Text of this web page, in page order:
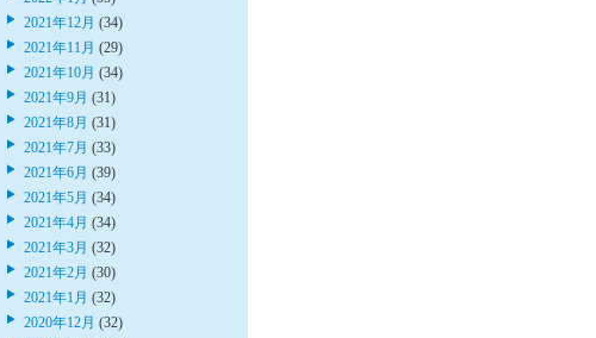
2021年12月 (34)
2021年11月 (29)
2021年10月 (34)
2021年9月 (31)
2021年8月 (31)
2021年7月 (33)
2021年6月 (39)
2021年5月 (34)
2021年4月 (34)
2021年3月 (32)
2021年2月 (30)
2021年1月 (32)
2020年12月 (32)